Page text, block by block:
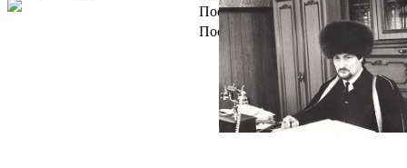
Посетителей сегодня:
1546
Посетителей в онлайн:
17